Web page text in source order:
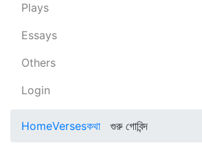
Plays
Essays
Others
Login
HomeVersesকথা গুরু গোবিন্দ